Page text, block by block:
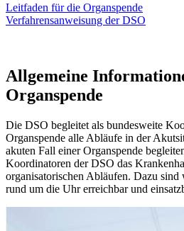
Leitfaden für die Organspende
Verfahrensanweisung der DSO
Allgemeine
Organspende
Die DSO begleitet als bundesweite
Organspende alle Abläufe in der
akuten Fall einer Organspende
Koordinatoren der DSO das
organisatorischen Abläufen. Dazu
rund um die Uhr erreichbar und